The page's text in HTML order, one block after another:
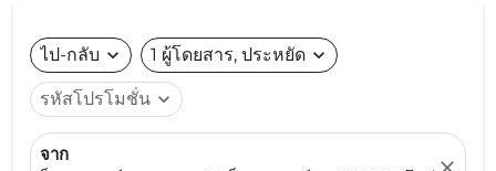
ไป-กลับ expand_more 1 ผู้โดยสาร, ประหยัด expand_more
รหัสโปรโมชั่น expand_more
จาก